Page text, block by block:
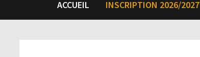
ACCUEIL INSCRIPTION 2026/2027